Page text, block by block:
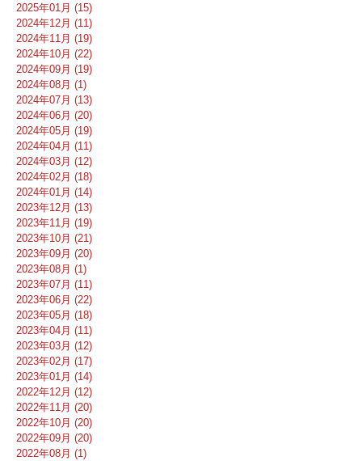
2025年01月 (15)
2024年12月 (11)
2024年11月 (19)
2024年10月 (22)
2024年09月 (19)
2024年08月 (1)
2024年07月 (13)
2024年06月 (20)
2024年05月 (19)
2024年04月 (11)
2024年03月 (12)
2024年02月 (18)
2024年01月 (14)
2023年12月 (13)
2023年11月 (19)
2023年10月 (21)
2023年09月 (20)
2023年08月 (1)
2023年07月 (11)
2023年06月 (22)
2023年05月 (18)
2023年04月 (11)
2023年03月 (12)
2023年02月 (17)
2023年01月 (14)
2022年12月 (12)
2022年11月 (20)
2022年10月 (20)
2022年09月 (20)
2022年08月 (1)